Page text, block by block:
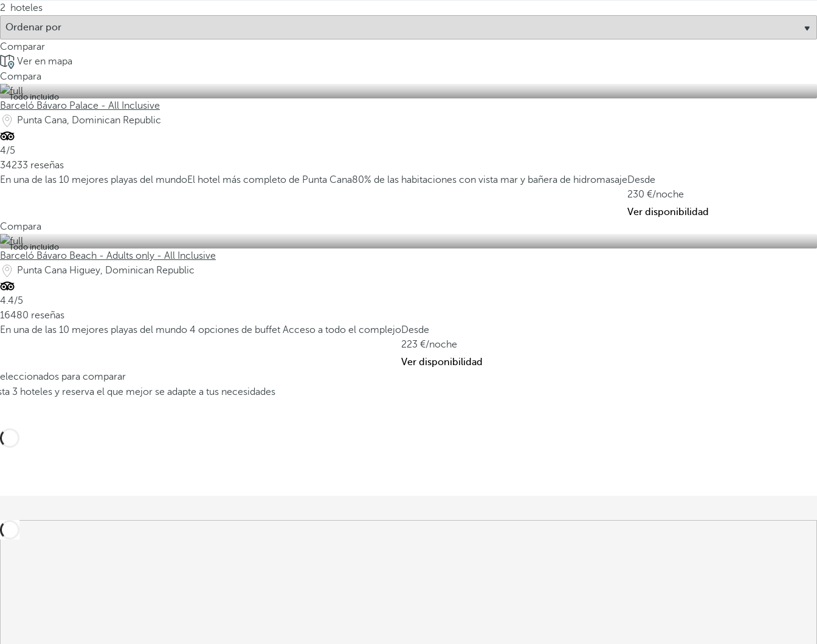
2 hoteles
Comparar
Ver en mapa
Compara
Todo incluido
Barceló Bávaro Palace - All Inclusive
Punta Cana, Dominican Republic
4/5
34233 reseñas
En una de las 10 mejores playas del mundoEl hotel más completo de Punta Cana80% de las habitaciones con vista mar y bañera de hidromasajeDesde
230
/noche
Ver disponibilidad
Compara
Todo incluido
Barceló Bávaro Beach - Adults only - All Inclusive
Punta Cana Higuey, Dominican Republic
4.4/5
16480 reseñas
En una de las 10 mejores playas del mundo 4 opciones de buffet Acceso a todo el complejoDesde
223
/noche
Ver disponibilidad
para comparar
3 hoteles y reserva el que mejor se adapte a tus necesidades